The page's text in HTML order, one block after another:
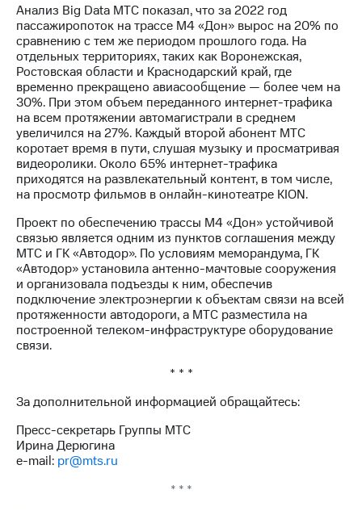
именных
облигаций
Другое
Регистратор
Реквизиты
Контакты
развитие
деловая этика
На главную
Анализ Big Data МТС показал, что за 2022 год
пассажиропоток на трассе М4 «Дон» вырос на 20% по
сравнению с тем же периодом прошлого года. На
отдельных территориях, таких как Воронежская,
Ростовская области и Краснодарский край, где
временно прекращено авиасообщение — более чем на
30%. При этом объем переданного интернет-трафика
на всем протяжении автомагистрали в среднем
увеличился на 27%. Каждый второй абонент МТС
коротает время в пути, слушая музыку и просматривая
видеоролики. Около 65% интернет-трафика
приходятся на развлекательный контент, в том числе,
на просмотр фильмов в онлайн-кинотеатре KION.
Проект по обеспечению трассы М4 «Дон» устойчивой
связью является одним из пунктов соглашения между
МТС и ГК «Автодор». По условиям меморандума, ГК
«Автодор» установила антенно-мачтовые сооружения
и организовала подъезды к ним, обеспечив
подключение электроэнергии к объектам связи на всей
протяженности автодороги, а МТС разместила на
построенной телеком-инфраструктуре оборудование
связи.
* * *
За дополнительной информацией обращайтесь:
Пресс-секретарь Группы МТС
Ирина Дерюгина
e-mail: pr@mts.ru
* * *